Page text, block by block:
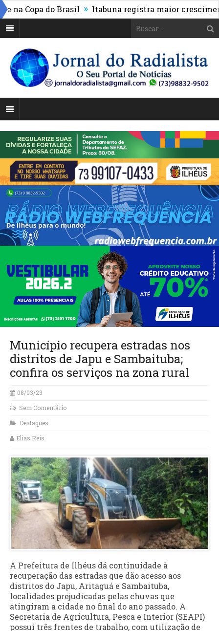
do Brasil » Itabuna registra maior crescimento
Município recupera estradas nos
distritos de Japu e Sambaituba;
confira os serviços na zona rural
08/03/23
Sem Comentário
Destaques
Elias Reis
A Prefeitura de Ilhéus dá continuidade à
recuperação das estradas que dão acesso aos
distritos do Japu, Aritaguá e Sambaituba,
localidades prejudicadas pelas chuvas que
atingiram a cidade no final do ano passado. A
Secretaria de Agricultura, Pesca e Interior (SEAPI)
possui três frentes de trabalho, com utilização de